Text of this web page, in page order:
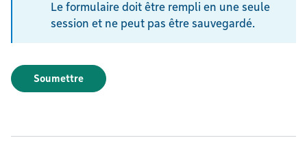
Le formulaire doit être rempli en une seule
session et ne peut pas être sauvegardé.
Soumettre